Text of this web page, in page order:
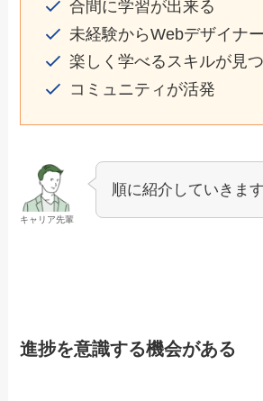
合間に学習が出来る
未経験からWebデザイナ
楽しく学べるスキルが見
コミュニティが活発
キャリア先輩
順に紹介していきます
進捗を意識する機会がある